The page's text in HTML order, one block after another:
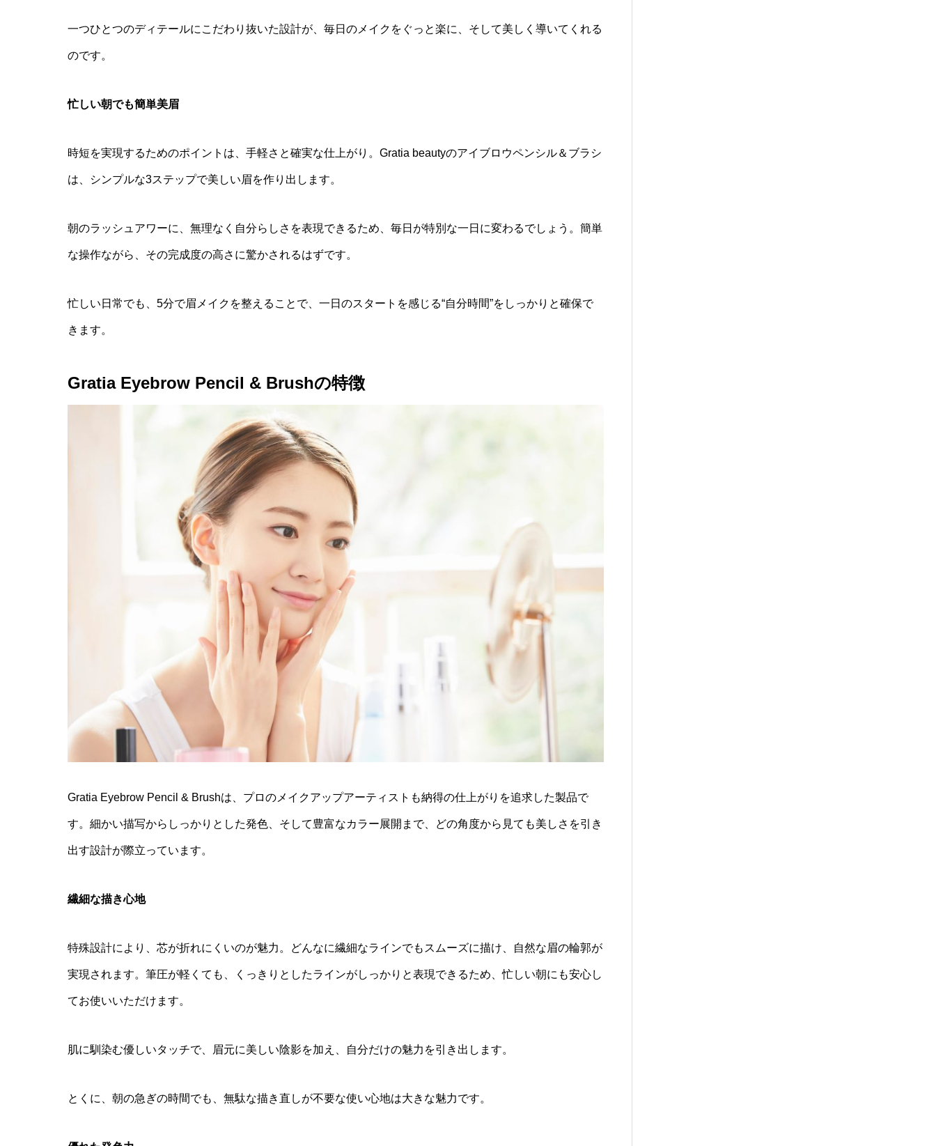
一つひとつのディテールにこだわり抜いた設計が、毎日のメイクをぐっと楽に、そして美しく導いてくれる
のです。
忙しい朝でも簡単美眉
時短を実現するためのポイントは、手軽さと確実な仕上がり。Gratia beautyのアイブロウペンシル＆ブラシ
は、シンプルな3ステップで美しい眉を作り出します。
朝のラッシュアワーに、無理なく自分らしさを表現できるため、毎日が特別な一日に変わるでしょう。簡単
な操作ながら、その完成度の高さに驚かされるはずです。
忙しい日常でも、5分で眉メイクを整えることで、一日のスタートを感じる“自分時間”をしっかりと確保で
きます。
Gratia Eyebrow Pencil & Brushの特徴
Gratia Eyebrow Pencil & Brushは、プロのメイクアップアーティストも納得の仕上がりを追求した製品で
す。細かい描写からしっかりとした発色、そして豊富なカラー展開まで、どの角度から見ても美しさを引き
出す設計が際立っています。
繊細な描き心地
特殊設計により、芯が折れにくいのが魅力。どんなに繊細なラインでもスムーズに描け、自然な眉の輪郭が
実現されます。筆圧が軽くても、くっきりとしたラインがしっかりと表現できるため、忙しい朝にも安心し
てお使いいただけます。
肌に馴染む優しいタッチで、眉元に美しい陰影を加え、自分だけの魅力を引き出します。
とくに、朝の急ぎの時間でも、無駄な描き直しが不要な使い心地は大きな魅力です。